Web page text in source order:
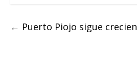
← Puerto Piojo sigue